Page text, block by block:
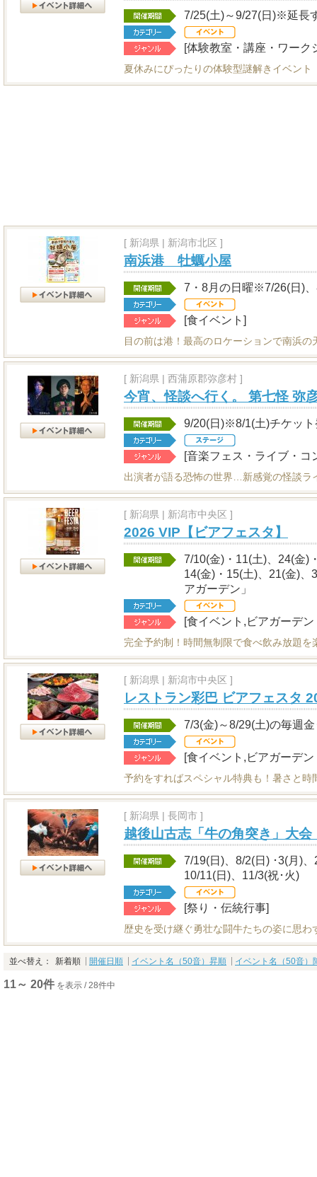
7/25(土)～9/27(日)※延長
[体験教室・講座・ワーク
夏休みにぴったりの体験型謎解きイベント
[ 新潟県 | 新潟市北区 ]
南浜港 牡蠣小屋
7・8月の日曜※7/26(日)
[食イベント]
目の前は港！最高のロケーションで南浜の
[ 新潟県 | 西蒲原郡弥彦村 ]
今宵、怪談へ行く。 第七怪 弥
9/20(日)※8/1(土)チケット
[音楽フェス・ライブ・コ
出演者が語る恐怖の世界…新感覚の怪談ラ
[ 新潟県 | 新潟市中央区 ]
2026 VIP【ビアフェスタ】
7/10(金)・11(土)、24(金)
14(金)・15(土)、21(金)
アガーデン」
[食イベント,ビアガーデ
完全予約制！時間無制限で食べ飲み放題
[ 新潟県 | 新潟市中央区 ]
レストラン彩巴 ビアフェスタ
7/3(金)～8/29(土)の毎週
[食イベント,ビアガーデ
予約をすればスペシャル特典も！暑さと時
[ 新潟県 | 長岡市 ]
越後山古志「牛の角突き」大
7/19(日)、8/2(日) ･3(月)
10/11(日)、11/3(祝･火)
[祭り・伝統行事]
歴史を受け継ぐ勇壮な闘牛たちの姿に思わ
並べ替え： 新着順 開催日順 イベント名（50音）昇順 イベント名（50音）
11～ 20件 を表示 / 28件中